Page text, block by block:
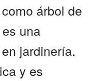
árbol de
una
jardinería.
y es